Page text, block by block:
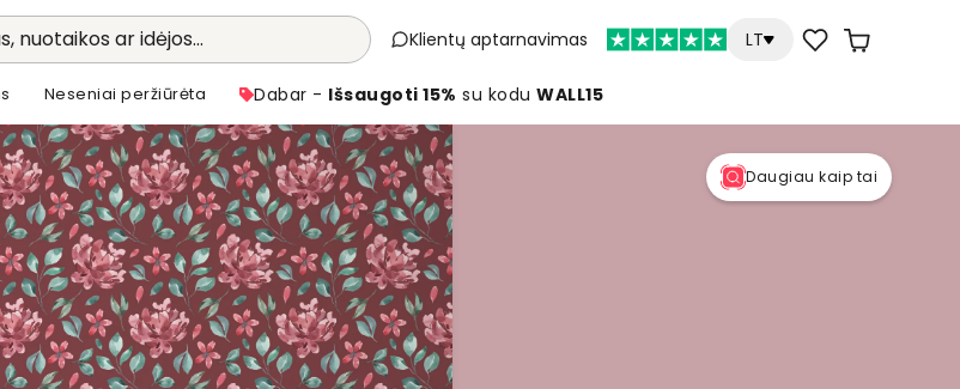
nuotaikos ar idėjos... Klientų aptarnavimas LT
Neseniai peržiūrėta Dabar - Išsaugoti 15% su koduWALL15
Daugiau kaip tai